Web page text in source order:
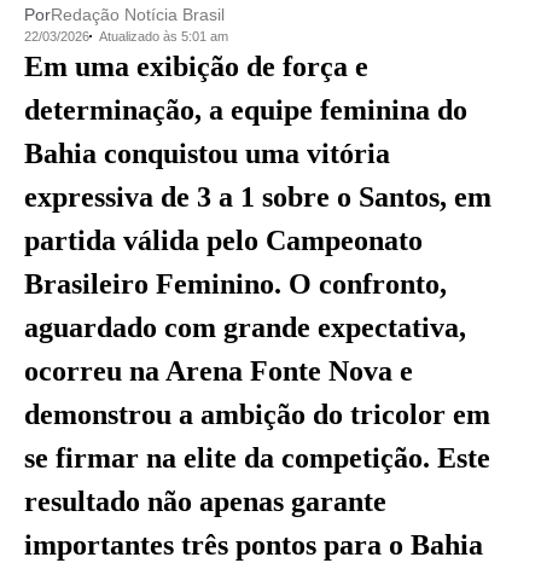
PorRedação Notícia Brasil
22/03/2026 Atualizado às 5:01 am
Em uma exibição de força e
determinação, a equipe feminina do
Bahia conquistou uma vitória
expressiva de 3 a 1 sobre o Santos, em
partida válida pelo Campeonato
Brasileiro Feminino. O confronto,
aguardado com grande expectativa,
ocorreu na Arena Fonte Nova e
demonstrou a ambição do tricolor em
se firmar na elite da competição. Este
resultado não apenas garante
importantes três pontos para o Bahia